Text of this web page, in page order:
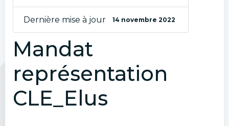
Dernière mise à jour 14 novembre 2022
Mandat
représentation
CLE_Elus